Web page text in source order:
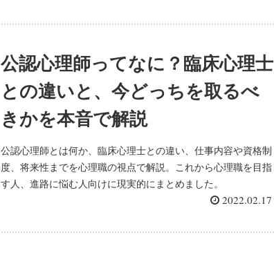
公認心理師ってなに？臨床心理士
との違いと、今どっちを取るべ
きかを本音で解説
公認心理師とは何か、臨床心理士との違い、仕事内容や資格制
度、将来性までを心理職の視点で解説。これから心理職を目指
す人、進路に悩む人向けに現実的にまとめました。
2022.02.17